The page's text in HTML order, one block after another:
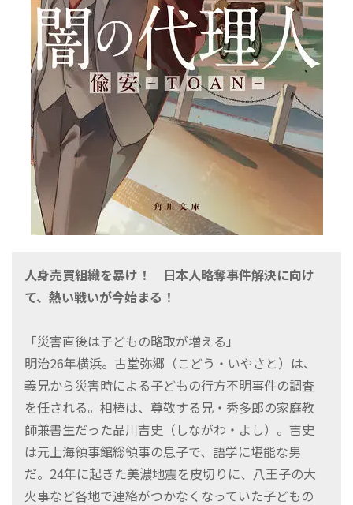
人身売買組織を暴け！ 日本人略奪事件解決に向け
て、熱い戦いが今始まる！
「災害直後は子どもの略取が増える」
明治26年横浜。古堂弥郷（こどう・いやさと）は、
義兄から災害時による子どもの行方不明事件の調査
を任される。相棒は、尊敬する兄・秀多郎の家庭教
師兼書生だった品川吉史（しながわ・よし）。吉史
は元上海領事館総領事の息子で、語学に堪能な男
だ。24年に起きた美濃地震を皮切りに、八王子の大
火事など各地で連絡がつかなくなっていた子どもの